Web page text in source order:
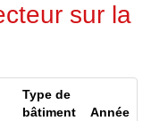
sur la
Type de
bâtiment
Année